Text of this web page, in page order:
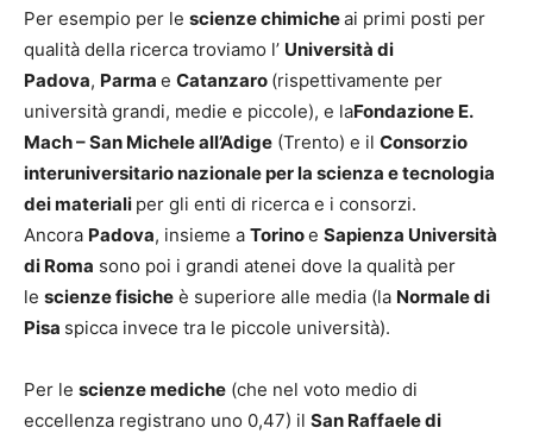
Per esempio per le scienze chimicheai primi posti per
qualità della ricerca troviamo l’ Università di
Padova, Parma e Catanzaro (rispettivamente per
università grandi, medie e piccole), e laFondazione E.
Mach – San Michele all’Adige (Trento) e il Consorzio
interuniversitario nazionale per la scienza e tecnologia
dei materiali per gli enti di ricerca e i consorzi.
Ancora Padova, insieme a Torinoe Sapienza Università
di Roma sono poi i grandi atenei dove la qualità per
le scienze fisiche è superiore alle media (la Normale di
Pisa spicca invece tra le piccole università).
Per le scienze mediche (che nel voto medio di
eccellenza registrano uno 0,47) il San Raffaele di